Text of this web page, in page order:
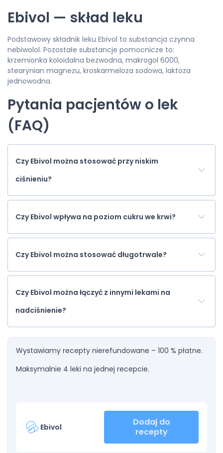
Ebivol — skład leku
Podstawowy składnik leku Ebivol to substancja czynna
nebiwolol. Pozostałe substancje pomocnicze to:
krzemionka koloidalna bezwodna, makrogol 6000,
stearynian magnezu, kroskarmeloza sodowa, laktoza
jednowodna.
Pytania pacjentów o lek
(FAQ)
Czy Ebivol można stosować przy niskim
ciśnieniu?
Czy Ebivol wpływa na poziom cukru we krwi?
Czy Ebivol można stosować długotrwale?
Czy Ebivol można łączyć z innymi lekami na
nadciśnienie?
Wystawiamy recepty nierefundowane – 100 % płatne.
Maksymalnie 4 leki na jednej recepcie.
Ebivol
Dodaj do
recepty